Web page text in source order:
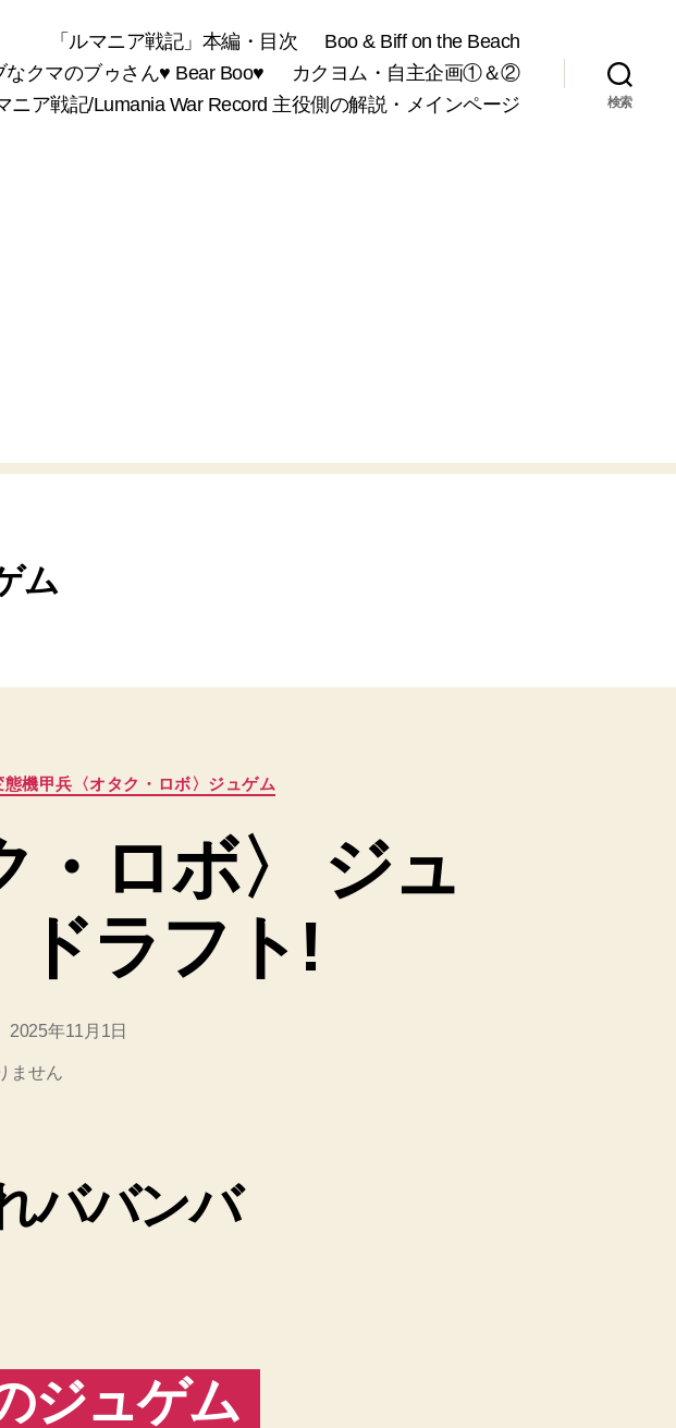
「ルマニア戦記」本編・目次
Boo & Biff on the Beach
なクマのブゥさん♥ Bear Boo♥
カクヨム・自主企画①＆②
ニア戦記/Lumania War Record 主役側の解説・メインページ
検索
ム
態機甲兵〈オタク・ロボ〉ジュゲム
・ロボ〉 ジュ
ラフト!
2025年11月1日
ません
ババンバ
ジュゲム